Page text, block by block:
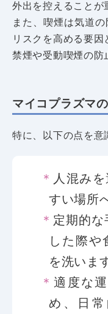
外出を控えることが
また、喫煙は気道
リスクを高める要因
禁煙や受動喫煙の防
マイコプラズマ
特に、以下の点を意
人混み
すい場所
定期的な
した際や
を洗いま
適度な
め、日